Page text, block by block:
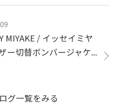
MIYAKE / イッセイミヤ
ー切替ボンバージャケ...
グ一覧をみる